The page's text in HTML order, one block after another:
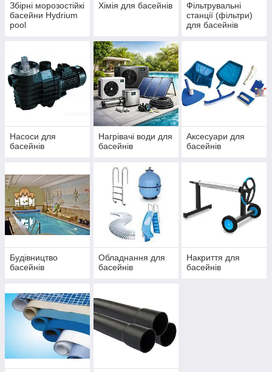
Збірні морозостійкі
басейни Hydrium
pool
Хімія для басейнів
Фільтрувальні
станції (фільтри)
для басейнів
Насоси для
басейнів
Нагрівачі води для
басейнів
Аксесуари для
басейнів
Будівництво
басейнів
Обладнання для
басейнів
Накриття для
басейнів